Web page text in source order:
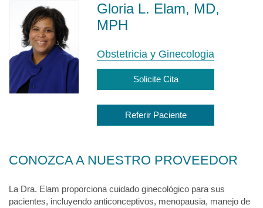
Gloria L. Elam, MD,
MPH
Obstetricia y Ginecologia
Solicite Cita
Referir Paciente
CONOZCA A NUESTRO PROVEEDOR
La Dra. Elam proporciona cuidado ginecológico para sus
pacientes, incluyendo anticonceptivos, menopausia, manejo de